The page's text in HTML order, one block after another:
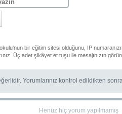
bir eğitim sitesi olduğunu, IP
Üç adet şikâyet et tuşu ile mesajınızın
Yorumlarınız kontrol edildikten
Henüz hiç yorum yapılmamış